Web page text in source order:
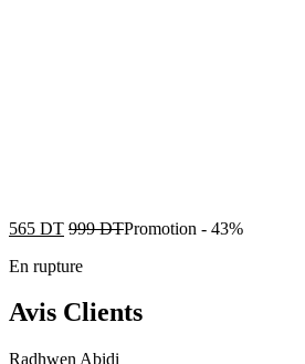
565 DT 999DTPromotion - 43%
En rupture
Avis Clients
Radhwen Abidi